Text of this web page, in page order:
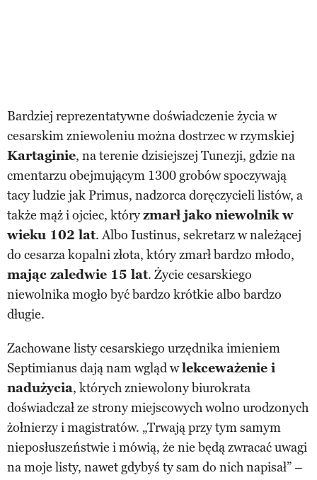
Bardziej reprezentatywne doświadczenie życia w
cesarskim zniewoleniu można dostrzec w rzymskiej
Kartaginie, na terenie dzisiejszej Tunezji, gdzie na
cmentarzu obejmującym 1300 grobów spoczywają
tacy ludzie jak Primus, nadzorca doręczycieli listów, a
także mąż i ojciec, któryzmarł jako niewolnik w
wieku 102 lat. Albo Iustinus, sekretarz w należącej
do cesarza kopalni złota, który zmarł bardzo młodo,
mając zaledwie 15 lat. Życie cesarskiego
niewolnika mogło być bardzo krótkie albo bardzo
długie.
Zachowane listy cesarskiego urzędnika imieniem
Septimianus dają nam wgląd wlekceważenie i
nadużycia, których zniewolony biurokrata
doświadczał ze strony miejscowych wolno urodzonych
żołnierzy i magistratów. „Trwają przy tym samym
nieposłuszeństwie i mówią, że nie będą zwracać uwagi
na moje listy, nawet gdybyś ty sam do nich napisał” –